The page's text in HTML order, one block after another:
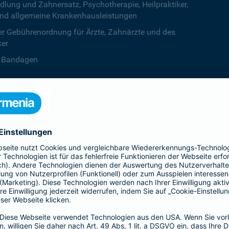
und Zahnersatz, Psychotherapie, Heilpraktiker,
allgemeine Krankenhausleistungen
Gebührenordnung für Ärzte, Zahnärzte und des
unbegrenzt
Krankenversicherung